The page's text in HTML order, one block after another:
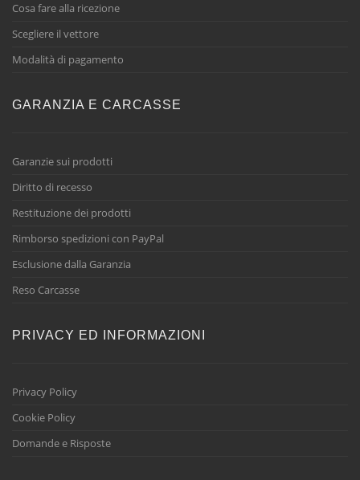
Cosa fare alla ricezione
Scegliere il vettore
Modalità di pagamento
GARANZIA E CARCASSE
Garanzie sui prodotti
Diritto di recesso
Restituzione dei prodotti
Rimborso spedizioni con PayPal
Esclusione dalla Garanzia
Reso Carcasse
PRIVACY ED INFORMAZIONI
Privacy Policy
Cookie Policy
Domande e Risposte